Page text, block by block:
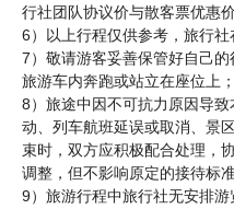
行社团队协议价与散客票优惠
6）以上行程仅供参考，旅行
7）敬请游客妥善保管好自己
旅游车内奔跑或站立在座位上
8）旅途中因不可抗力原因导
动、列车航班延误或取消、景
束时，双方应积极配合处理，
调整，但不影响原定的接待标
9）旅游行程中旅行社无安排